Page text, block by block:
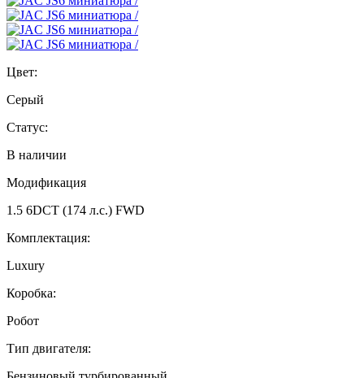
Цвет:
Серый
Статус:
В наличии
Модификация
1.5 6DCT (174 л.с.) FWD
Комплектация:
Luxury
Коробка:
Робот
Тип двигателя: